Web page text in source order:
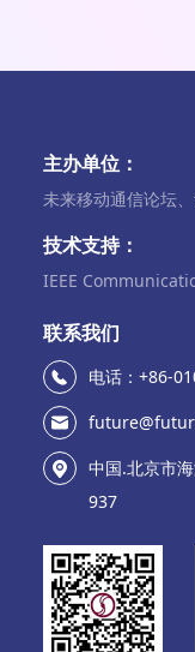
主办单位：
未来移动通信论坛
技术支持：
IEEE
联系我们
电话：+86-
中国.北京市
937